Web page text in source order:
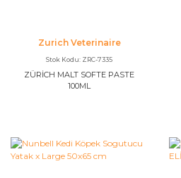
Zurich Veterinaire
Stok Kodu: ZRC-7335
ZÜRİCH MALT SOFTE PASTE
100ML